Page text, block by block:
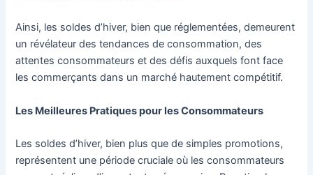
Ainsi, les soldes d’hiver, bien que réglementées, demeurent
un révélateur des tendances de consommation, des
attentes consommateurs et des défis auxquels font face
les commerçants dans un marché hautement compétitif.
Les Meilleures Pratiques pour les Consommateurs
Les soldes d’hiver, bien plus que de simples promotions,
représentent une période cruciale où les consommateurs